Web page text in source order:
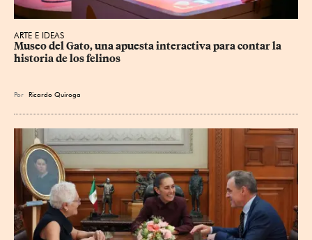
ARTE E IDEAS
Museo del Gato, una apuesta interactiva para contar la
historia de los felinos
Por Ricardo Quiroga